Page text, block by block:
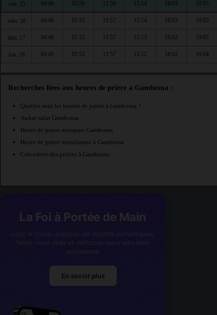
ven. 15 04:46 05:56 11:58 15:14 18:03 19:05
sam. 16 04:46 05:55 11:57 15:14 18:03 19:05
dim. 17 04:46 05:55 11:57 15:13 18:02 19:05
lun. 18 04:45 05:55 11:57 15:12 18:02 19:04
Recherches liées aux heures de prière à Gamboma :
Quelles sont les heures de prière à Gamboma ?
Awkat salat Gamboma
Heure de priere mosquee Gamboma
Heure de priere musulmane à Gamboma
Calendrier des prières à Gamboma
La Foi à Portée de Main
En savoir plus